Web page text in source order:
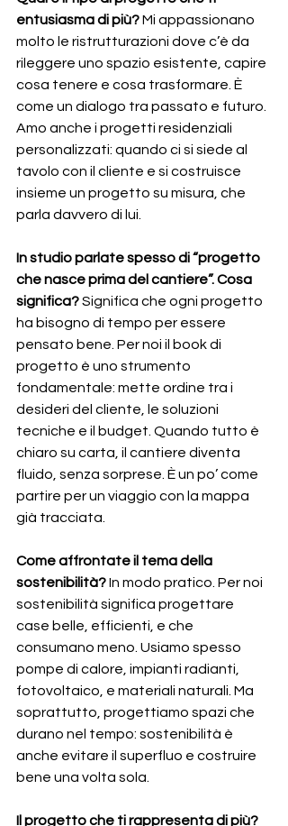
entusiasma di più? Mi appassionano
molto le ristrutturazioni dove c’è da
rileggere uno spazio esistente, capire
cosa tenere e cosa trasformare. È
come un dialogo tra passato e futuro.
Amo anche i progetti residenziali
personalizzati: quando ci si siede al
tavolo con il cliente e si costruisce
insieme un progetto su misura, che
parla davvero di lui.
In studio parlate spesso di “progetto
che nasce prima del cantiere”. Cosa
significa? Significa che ogni progetto
ha bisogno di tempo per essere
pensato bene. Per noi il book di
progetto è uno strumento
fondamentale: mette ordine tra i
desideri del cliente, le soluzioni
tecniche e il budget. Quando tutto è
chiaro su carta, il cantiere diventa
fluido, senza sorprese. È un po’ come
partire per un viaggio con la mappa
già tracciata.
Come affrontate il tema della
sostenibilità? In modo pratico. Per noi
sostenibilità significa progettare
case belle, efficienti, e che
consumano meno. Usiamo spesso
pompe di calore, impianti radianti,
fotovoltaico, e materiali naturali. Ma
soprattutto, progettiamo spazi che
durano nel tempo: sostenibilità è
anche evitare il superfluo e costruire
bene una volta sola.
Il progetto che ti rappresenta di più?